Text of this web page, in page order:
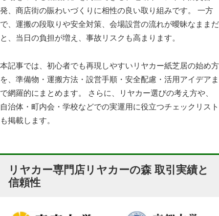
発、商店街の賑わいづくりに相性の良い取り組みです。 一方
で、運搬の段取りや安全対策、会場設営の流れが曖昧なままだ
と、当日の負担が増え、事故リスクも高まります。
本記事では、初心者でも再現しやすいリヤカー紙芝居の始め方
を、準備物・運搬方法・設営手順・安全配慮・活用アイデアま
で網羅的にまとめます。 さらに、リヤカー選びの考え方や、
自治体・町内会・学校などでの実運用に役立つチェックリスト
も掲載します。
リヤカー専門店リヤカーの森 取引実績と
信頼性